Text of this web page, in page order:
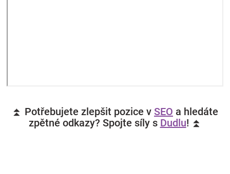
⏫ Potřebujete zlepšit pozice v SEO a hledáte
zpětné odkazy? Spojte síly s Dudlu! ⏫